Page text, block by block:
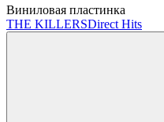
Виниловая пластинка
THE KILLERSDirect Hits